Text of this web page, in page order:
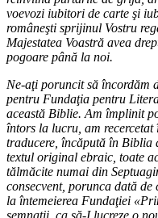
voevozi iubitori de carte şi
româneşti sprijinul Vostru
Majestatea Voastră avea
pogoare până la noi.
Ne-aţi poruncit să încordăm
pentru Fundaţia pentru
această Biblie. Am împlinit
întors la lucru, am
traducere, încăpută în Biblia
textul original ebraic, toate
tălmăcite numai din
consecvent, porunca dată
la întemeierea Fundaţiei
semnaţii, ca să-I lucreze o